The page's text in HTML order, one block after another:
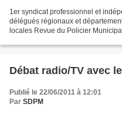
1er syndicat professionnel et
délégués régionaux et
locales Revue du Policier
______...
Débat radio/TV avec
Publié le 22/06/2011 à 12:01
Par SDPM